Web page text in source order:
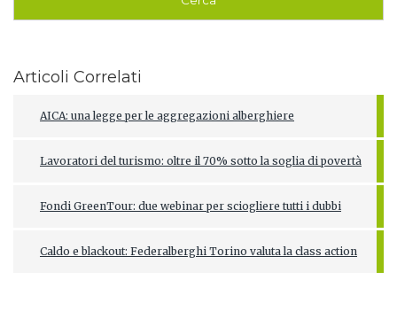
Articoli Correlati
AICA: una legge per le aggregazioni alberghiere
Lavoratori del turismo: oltre il 70% sotto la soglia di povertà
Fondi GreenTour: due webinar per sciogliere tutti i dubbi
Caldo e blackout: Federalberghi Torino valuta la class action